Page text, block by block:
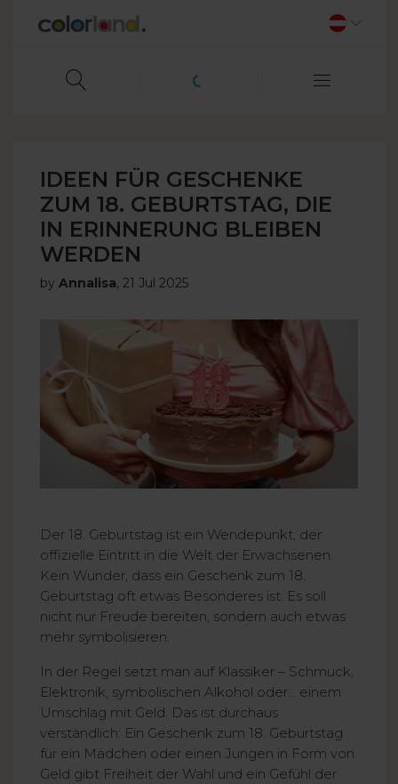
IDEEN FÜR GESCHENKE
ZUM 18. GEBURTSTAG, DIE
IN ERINNERUNG BLEIBEN
WERDEN
by Annalisa, 21 Jul 2025
Der 18. Geburtstag ist ein Wendepunkt, der
offizielle Eintritt in die Welt der Erwachsenen.
Kein Wunder, dass ein Geschenk zum 18.
Geburtstag oft etwas Besonderes ist: Es soll
nicht nur Freude bereiten, sondern auch etwas
mehr symbolisieren.
In der Regel setzt man auf Klassiker – Schmuck,
Elektronik, symbolischen Alkohol oder... einem
Umschlag mit Geld. Das ist durchaus
verständlich: Ein Geschenk zum 18. Geburtstag
für ein Mädchen oder einen Jungen in Form von
Geld gibt Freiheit der Wahl und ein Gefühl der